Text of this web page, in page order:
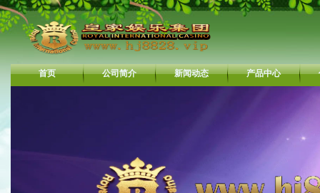
首页 公司简介 新闻动态 产品中心